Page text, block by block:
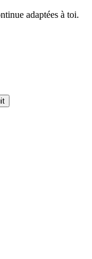
adaptées à toi.